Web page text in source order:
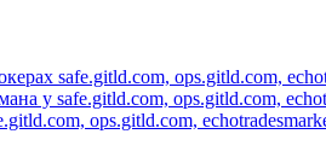
safe.gitld.com, ops.gitld.com,
у safe.gitld.com, ops.gitld.com,
ops.gitld.com,